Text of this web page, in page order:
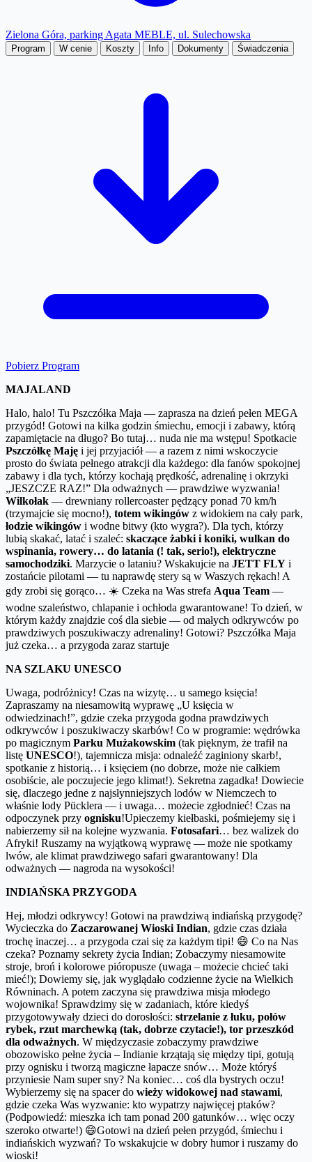
Zielona Góra, parking Agata MEBLE, ul. Sulechowska
Program W cenie Koszty Info Dokumenty Świadczenia
Pobierz Program
MAJALAND
Halo, halo! Tu Pszczółka Maja — zaprasza na dzień pełen MEGA
przygód! Gotowi na kilka godzin śmiechu, emocji i zabawy, którą
zapamiętacie na długo? Bo tutaj… nuda nie ma wstępu! Spotkacie
Pszczółkę Maję i jej przyjaciół — a razem z nimi wskoczycie
prosto do świata pełnego atrakcji dla każdego: dla fanów spokojnej
zabawy i dla tych, którzy kochają prędkość, adrenalinę i okrzyki
„JESZCZE RAZ!” Dla odważnych — prawdziwe wyzwania!
Wilkołak — drewniany rollercoaster pędzący ponad 70 km/h
(trzymajcie się mocno!), totem wikingów z widokiem na cały park,
łodzie wikingów i wodne bitwy (kto wygra?). Dla tych, którzy
lubią skakać, latać i szaleć: skaczące żabki i koniki, wulkan do
wspinania, rowery… do latania (! tak, serio!), elektryczne
samochodziki. Marzycie o lataniu? Wskakujcie na JETT FLY i
zostańcie pilotami — tu naprawdę stery są w Waszych rękach! A
gdy zrobi się gorąco… ☀️ Czeka na Was strefa Aqua Team —
wodne szaleństwo, chlapanie i ochłoda gwarantowane! To dzień, w
którym każdy znajdzie coś dla siebie — od małych odkrywców po
prawdziwych poszukiwaczy adrenaliny! Gotowi? Pszczółka Maja
już czeka… a przygoda zaraz startuje
NA SZLAKU UNESCO
Uwaga, podróżnicy! Czas na wizytę… u samego księcia!
Zapraszamy na niesamowitą wyprawę „U księcia w
odwiedzinach!”, gdzie czeka przygoda godna prawdziwych
odkrywców i poszukiwaczy skarbów! Co w programie: wędrówka
po magicznym Parku Mużakowskim (tak pięknym, że trafił na
listę UNESCO!), tajemnicza misja: odnaleźć zaginiony skarb!,
spotkanie z historią… i księciem (no dobrze, może nie całkiem
osobiście, ale poczujecie jego klimat!). Sekretna zagadka! Dowiecie
się, dlaczego jedne z najsłynniejszych lodów w Niemczech to
właśnie lody Pücklera — i uwaga… możecie zgłodnieć! Czas na
odpoczynek przy ognisku!Upieczemy kiełbaski, pośmiejemy się i
nabierzemy sił na kolejne wyzwania. Fotosafari… bez walizek do
Afryki! Ruszamy na wyjątkową wyprawę — może nie spotkamy
lwów, ale klimat prawdziwego safari gwarantowany! Dla
odważnych — nagroda na wysokości!
INDIAŃSKA PRZYGODA
Hej, młodzi odkrywcy! Gotowi na prawdziwą indiańską przygodę?
Wycieczka do Zaczarowanej Wioski Indian, gdzie czas działa
trochę inaczej… a przygoda czai się za każdym tipi! 😄 Co na Nas
czeka? Poznamy sekrety życia Indian; Zobaczymy niesamowite
stroje, broń i kolorowe pióropusze (uwaga – możecie chcieć taki
mieć!); Dowiemy się, jak wyglądało codzienne życie na Wielkich
Równinach. A potem zaczyna się prawdziwa misja młodego
wojownika! Sprawdzimy się w zadaniach, które kiedyś
przygotowywały dzieci do dorosłości: strzelanie z łuku, połów
rybek, rzut marchewką (tak, dobrze czytacie!), tor przeszkód
dla odważnych. W międzyczasie zobaczymy prawdziwe
obozowisko pełne życia – Indianie krzątają się między tipi, gotują
przy ognisku i tworzą magiczne łapacze snów… Może któryś
przyniesie Nam super sny? Na koniec… coś dla bystrych oczu!
Wybierzemy się na spacer do wieży widokowej nad stawami,
gdzie czeka Was wyzwanie: kto wypatrzy najwięcej ptaków?
(Podpowiedź: mieszka ich tam ponad 200 gatunków… więc oczy
szeroko otwarte!) 😄Gotowi na dzień pełen przygód, śmiechu i
indiańskich wyzwań? To wskakujcie w dobry humor i ruszamy do
wioski!